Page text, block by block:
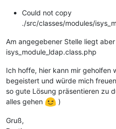
Could not copy
./src/classes/modules/
Am angegebener Stelle liegt
isys_module_ldap.class.php
Ich hoffe, hier kann mir geholfen
begeistert und würde mich
so gute Lösung präsentieren zu
alles gehen
)
Gruß,